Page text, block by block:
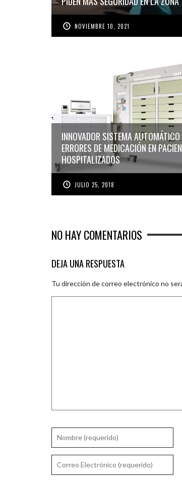
NOVIEMBRE 10, 2021
INNOVADOR SISTEMA
ERRORES DE MEDICACIÓN EN
HOSPITALIZADOS
JULIO 25, 2018
NO HAY COMENTARIOS
DEJA UNA RESPUESTA
Tu dirección de correo electrónico no